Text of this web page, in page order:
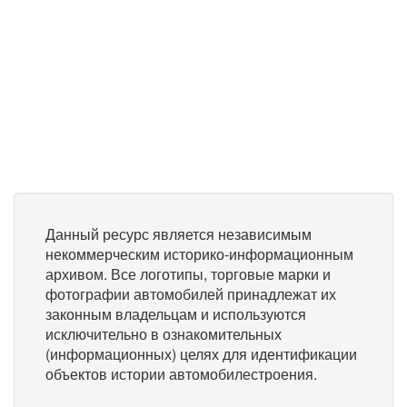
Данный ресурс является независимым
некоммерческим историко-информационным
архивом. Все логотипы, торговые марки и
фотографии автомобилей принадлежат их
законным владельцам и используются
исключительно в ознакомительных
(информационных) целях для идентификации
объектов истории автомобилестроения.